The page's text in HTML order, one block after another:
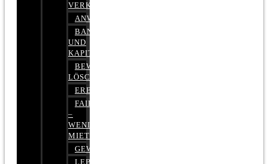
VERKEHRSRECHT
ANWALTSHAFTUNGSRECHT
BANK-
UND
KAPITALMARKTRECHT
BEWERTUNGEN
LÖSCHEN
ERBRECHT
FAIRMIETEN
–
WENIGER
MIETE
GEWERBERECHT
LEBENSVERSICHERUNG